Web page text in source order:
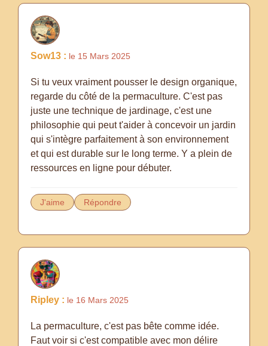
Sow13 : le 15 Mars 2025
Si tu veux vraiment pousser le design organique,
regarde du côté de la permaculture. C'est pas
juste une technique de jardinage, c'est une
philosophie qui peut t'aider à concevoir un jardin
qui s'intègre parfaitement à son environnement
et qui est durable sur le long terme. Y a plein de
ressources en ligne pour débuter.
J'aime Répondre
Ripley : le 16 Mars 2025
La permaculture, c'est pas bête comme idée.
Faut voir si c'est compatible avec mon délire